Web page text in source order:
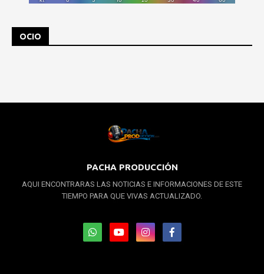
OCIO
PACHA PRODUCCIÓN
AQUI ENCONTRARAS LAS NOTICIAS E INFORMACIONES DE ESTE
TIEMPO PARA QUE VIVAS ACTUALIZADO.